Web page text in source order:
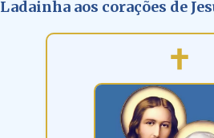
Ladainha aos corações de